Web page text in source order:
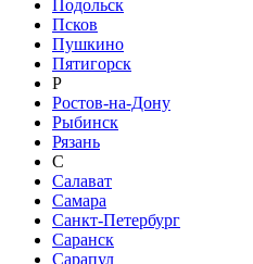
Подольск
Псков
Пушкино
Пятигорск
Р
Ростов-на-Дону
Рыбинск
Рязань
С
Салават
Самара
Санкт-Петербург
Саранск
Сарапул